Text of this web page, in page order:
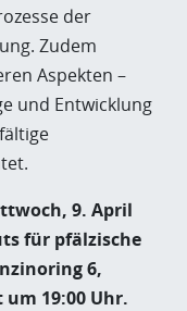
der
Zudem
Aspekten –
und Entwicklung
9. April
für pfälzische
6,
19:00 Uhr.